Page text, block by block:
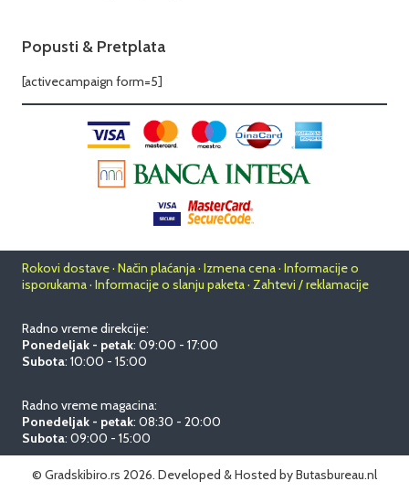
Popusti & Pretplata
[activecampaign form=5]
Rokovi dostave · Način plaćanja · Izmena cena · Informacije o
isporukama · Informacije o slanju paketa · Zahtevi / reklamacije
Radno vreme direkcije:
Ponedeljak - petak: 09:00 - 17:00
Subota: 10:00 - 15:00
Radno vreme magacina:
Ponedeljak - petak: 08:30 - 20:00
Subota: 09:00 - 15:00
© Gradskibiro.rs 2026. Developed & Hosted byButasbureau.nl